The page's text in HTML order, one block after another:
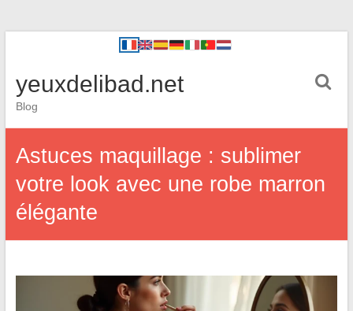
yeuxdelibad.net
Blog
Astuces maquillage : sublimer
votre look avec une robe marron
élégante